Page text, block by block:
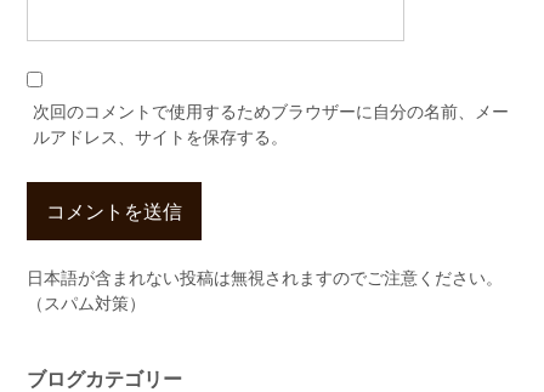
次回のコメントで使用するためブラウザーに自分の名前、メー
ルアドレス、サイトを保存する。
日本語が含まれない投稿は無視されますのでご注意ください。
（スパム対策）
ブログカテゴリー